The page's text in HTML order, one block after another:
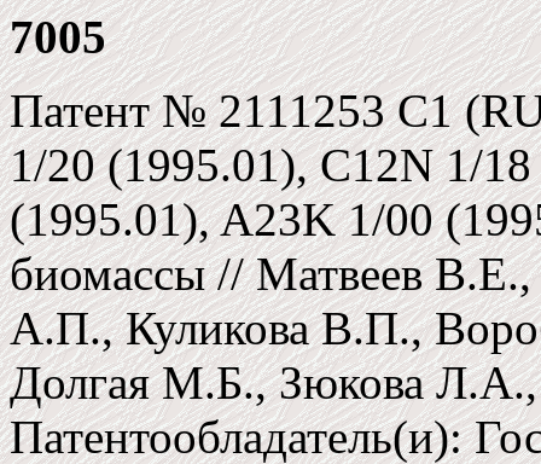
7005
Патент № 2111253 C1
1/20 (1995.01), C12N 1/
(1995.01), A23K 1/00
биомассы // Матвеев
А.П., Куликова В.П.,
Долгая М.Б., Зюкова
Патентообладатель(и):